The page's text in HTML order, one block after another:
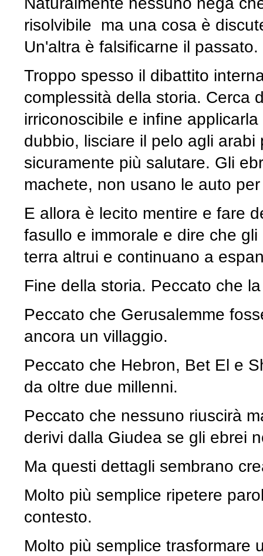
risolvibile ma una cosa è
Un'altra è falsificarne il
Troppo spesso il dibattito
complessità della storia. Cerca
irriconoscibile e infine
dubbio, lisciare il pelo agli
sicuramente più salutare. Gli
machete, non usano le auto
E allora è lecito mentire e fare
fasullo e immorale e dire che
terra altrui e continuano a
Fine della storia. Peccato che
Peccato che Gerusalemme
ancora un villaggio.
Peccato che Hebron, Bet El e
da oltre due millenni.
Peccato che nessuno riuscirà
derivi dalla Giudea se gli ebrei
Ma questi dettagli sembrano
Molto più semplice ripetere
contesto.
Molto più semplice trasformare